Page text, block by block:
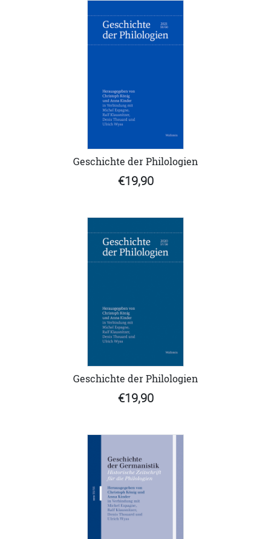
Geschichte der Philologien
€19,90
Geschichte der Philologien
€19,90